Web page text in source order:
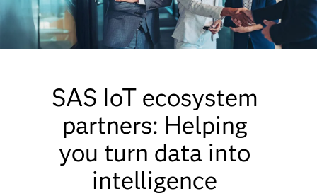
SAS IoT ecosystem
partners: Helping
you turn data into
intelligence